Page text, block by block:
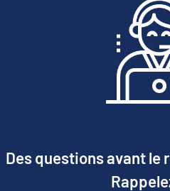
Des questions avant le